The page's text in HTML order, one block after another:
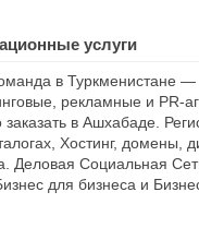
услуги
в Туркменистане —
рекламные и PR-
в Ашхабаде.
Хостинг, домены,
Деловая Социальная
для бизнеса и